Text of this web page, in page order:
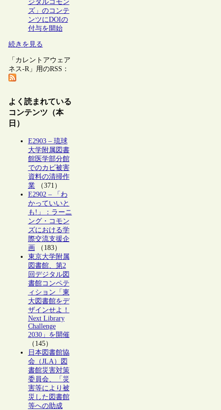
ジタルコモン
ズ」のコンテ
ンツにDOIの
付与を開始
続きを見る
「カレントアウェア
ネス-R」用のRSS：
よく読まれている
コンテンツ（本
日）
E2903 – 琉球
大学附属図書
館医学部分館
でのカビ被害
資料の清掃作
業（371）
E2902 – 「わ
かっていいと
も!」：ラーニ
ング・コモン
ズにおける学
際交流支援企
画 （183）
東京大学附属
図書館、第2
回デジタル図
書館コンペテ
ィション「東
大図書館をデ
ザインせよ！
Next Library
Challenge
2030」を開催
（145）
日本図書館協
会（JLA）図
書館災害対策
委員会、「災
害等により被
災した図書館
等への助成